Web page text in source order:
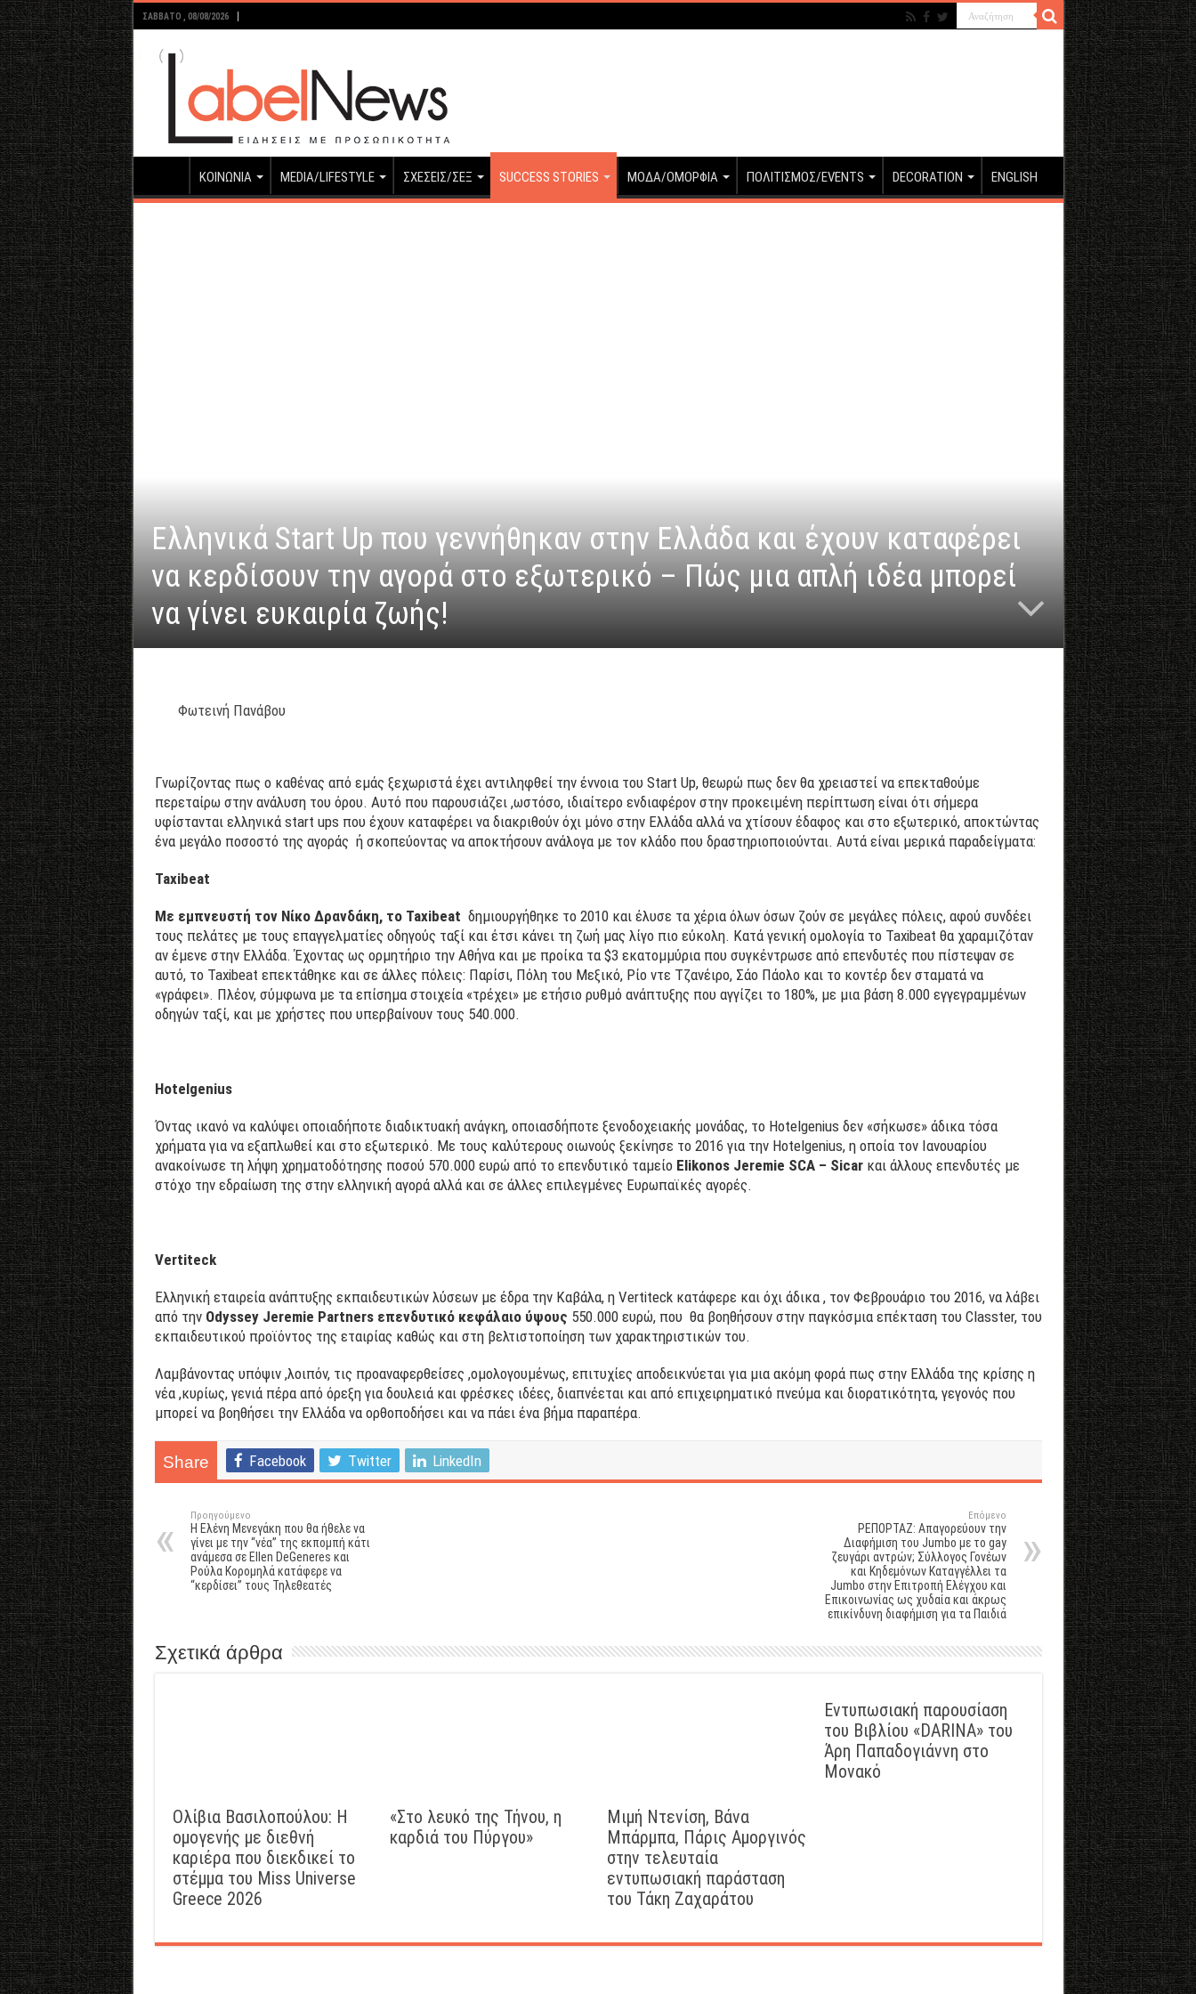
ΣΆΒΒΑΤΟ , 08/08/2026
ΚΟΙΝΩΝΙΑ MEDIA/LIFESTYLE ΣΧΕΣΕΙΣ/ΣΕΞ SUCCESS STORIES ΜΟΔΑ/ΟΜΟΡΦΙΑ ΠΟΛΙΤΙΣΜΟΣ/EVENTS DECORATION ENGLISH
Ελληνικά Start Up που γεννήθηκαν στην Ελλάδα και έχουν καταφέρει
να κερδίσουν την αγορά στο εξωτερικό – Πώς μια απλή ιδέα μπορεί
να γίνει ευκαιρία ζωής!
Φωτεινή Πανάβου
Γνωρίζοντας πως ο καθένας από εμάς ξεχωριστά έχει αντιληφθεί την έννοια του Start Up, θεωρώ πως δεν θα χρειαστεί να επεκταθούμε
περεταίρω στην ανάλυση του όρου. Αυτό που παρουσιάζει ,ωστόσο, ιδιαίτερο ενδιαφέρον στην προκειμένη περίπτωση είναι ότι σήμερα
υφίστανται ελληνικά start ups που έχουν καταφέρει να διακριθούν όχι μόνο στην Ελλάδα αλλά να χτίσουν έδαφος και στο εξωτερικό, αποκτώντας
ένα μεγάλο ποσοστό της αγοράς ή σκοπεύοντας να αποκτήσουν ανάλογα με τον κλάδο που δραστηριοποιούνται. Αυτά είναι μερικά παραδείγματα:
Taxibeat
Με εμπνευστή τον Νίκο Δρανδάκη, το Taxibeat δημιουργήθηκε το 2010 και έλυσε τα χέρια όλων όσων ζούν σε μεγάλες πόλεις, αφού συνδέει
τους πελάτες με τους επαγγελματίες οδηγούς ταξί και έτσι κάνει τη ζωή μας λίγο πιο εύκολη. Κατά γενική ομολογία το Taxibeat θα χαραμιζόταν
αν έμενε στην Ελλάδα. Έχοντας ως ορμητήριο την Αθήνα και με προίκα τα $3 εκατομμύρια που συγκέντρωσε από επενδυτές που πίστεψαν σε
αυτό, το Taxibeat επεκτάθηκε και σε άλλες πόλεις: Παρίσι, Πόλη του Μεξικό, Ρίο ντε Τζανέιρο, Σάο Πάολο και το κοντέρ δεν σταματά να
«γράφει». Πλέον, σύμφωνα με τα επίσημα στοιχεία «τρέχει» με ετήσιο ρυθμό ανάπτυξης που αγγίζει το 180%, με μια βάση 8.000 εγγεγραμμένων
οδηγών ταξί, και με χρήστες που υπερβαίνουν τους 540.000.
Hotelgenius
Όντας ικανό να καλύψει οποιαδήποτε διαδικτυακή ανάγκη, οποιασδήποτε ξενοδοχειακής μονάδας, το Hotelgenius δεν «σήκωσε» άδικα τόσα
χρήματα για να εξαπλωθεί και στο εξωτερικό. Με τους καλύτερους οιωνούς ξεκίνησε το 2016 για την Hotelgenius, η οποία τον Ιανουαρίου
ανακοίνωσε τη λήψη χρηματοδότησης ποσού 570.000 ευρώ από το επενδυτικό ταμείο Elikonos Jeremie SCA – Sicarκαι άλλους επενδυτές με
στόχο την εδραίωση της στην ελληνική αγορά αλλά και σε άλλες επιλεγμένες Ευρωπαϊκές αγορές.
Vertiteck
Eλληνική εταιρεία ανάπτυξης εκπαιδευτικών λύσεων με έδρα την Καβάλα, η Vertiteck κατάφερε και όχι άδικα , τον Φεβρουάριο του 2016, να λάβει
από την Odyssey Jeremie Partners επενδυτικό κεφάλαιο ύψους 550.000 ευρώ, που θα βοηθήσουν στην παγκόσμια επέκταση του Classter, του
εκπαιδευτικού προϊόντος της εταιρίας καθώς και στη βελτιστοποίηση των χαρακτηριστικών του.
Λαμβάνοντας υπόψιν ,λοιπόν, τις προαναφερθείσες ,ομολογουμένως, επιτυχίες αποδεικνύεται για μια ακόμη φορά πως στην Ελλάδα της κρίσης η
νέα ,κυρίως, γενιά πέρα από όρεξη για δουλειά και φρέσκες ιδέες, διαπνέεται και από επιχειρηματικό πνεύμα και διορατικότητα, γεγονός που
μπορεί να βοηθήσει την Ελλάδα να ορθοποδήσει και να πάει ένα βήμα παραπέρα.
Share Facebook Twitter LinkedIn
Προηγούμενο
Η Ελένη Μενεγάκη που θα ήθελε να
γίνει με την “νέα” της εκπομπή κάτι
ανάμεσα σε Ellen DeGeneres και
Ρούλα Κορομηλά κατάφερε να
“κερδίσει” τους Τηλεθεατές
Επόμενο
ΡΕΠΟΡΤΑΖ: Απαγορεύουν την
Διαφήμιση του Jumbo με το gay
ζευγάρι αντρών; Σύλλογος Γονέων
και Κηδεμόνων Καταγγέλλει τα
Jumbo στην Επιτροπή Ελέγχου και
Επικοινωνίας ως χυδαία και άκρως
επικίνδυνη διαφήμιση για τα Παιδιά
Σχετικά άρθρα
Ολίβια Βασιλοπούλου: Η
ομογενής με διεθνή
καριέρα που διεκδικεί το
στέμμα του Miss Universe
Greece 2026
«Στο λευκό της Τήνου, η
καρδιά του Πύργου»
Μιμή Ντενίση, Βάνα
Μπάρμπα, Πάρις Αμοργινός
στην τελευταία
εντυπωσιακή παράσταση
του Τάκη Ζαχαράτου
Εντυπωσιακή παρουσίαση
του Βιβλίου «DARINA» του
Άρη Παπαδογιάννη στο
Μονακό